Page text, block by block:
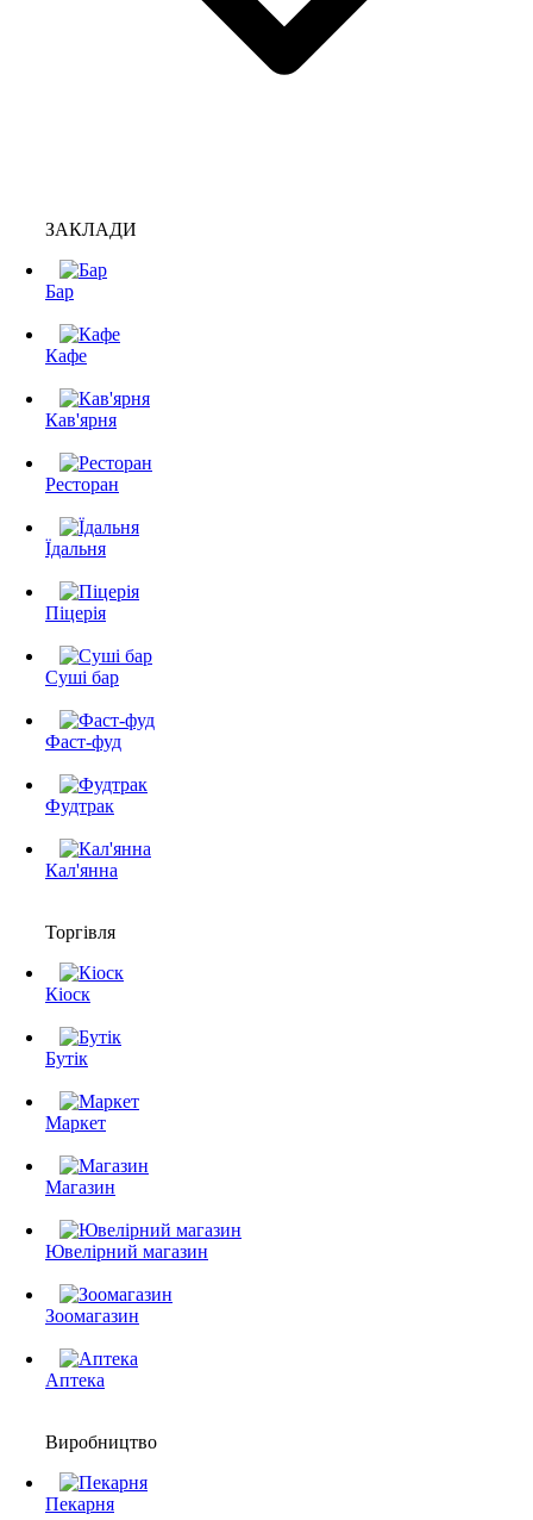
ЗАКЛАДИ
Бар
Кафе
Кав'ярня
Ресторан
Їдальня
Піцерія
Суші бар
Фаст-фуд
Фудтрак
Кал'янна
Торгівля
Кіоск
Бутік
Маркет
Магазин
Ювелірний магазин
Зоомагазин
Аптека
Виробництво
Пекарня